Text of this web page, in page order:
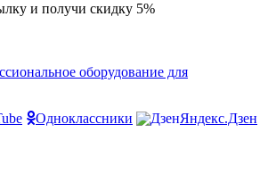
и получи скидку 5%
оборудование для
Одноклассники
Яндекс.Дзен